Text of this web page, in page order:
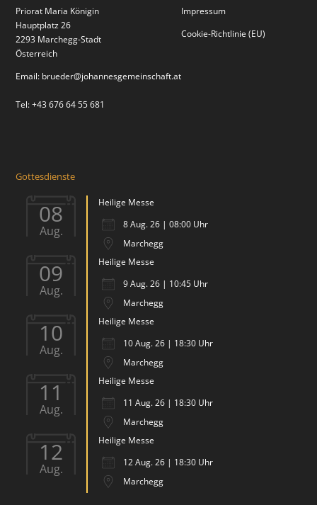
Priorat Maria Königin
Hauptplatz 26
2293 Marchegg-Stadt
Österreich
Email: brueder@johannesgemeinschaft.at
Tel: +43 676 64 55 681
Impressum
Cookie-Richtlinie (EU)
Gottesdienste
08
Aug.
Heilige Messe
8 Aug. 26 | 08:00 Uhr
Marchegg
09
Aug.
Heilige Messe
9 Aug. 26 | 10:45 Uhr
Marchegg
10
Aug.
Heilige Messe
10 Aug. 26 | 18:30 Uhr
Marchegg
11
Aug.
Heilige Messe
11 Aug. 26 | 18:30 Uhr
Marchegg
12
Aug.
Heilige Messe
12 Aug. 26 | 18:30 Uhr
Marchegg